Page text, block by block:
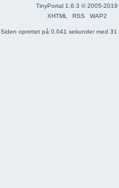
TinyPortal 1.6.3 ©2005-2019
XHTML
RSS WAP2
Siden oprettet på 0.041 sekunder med 31